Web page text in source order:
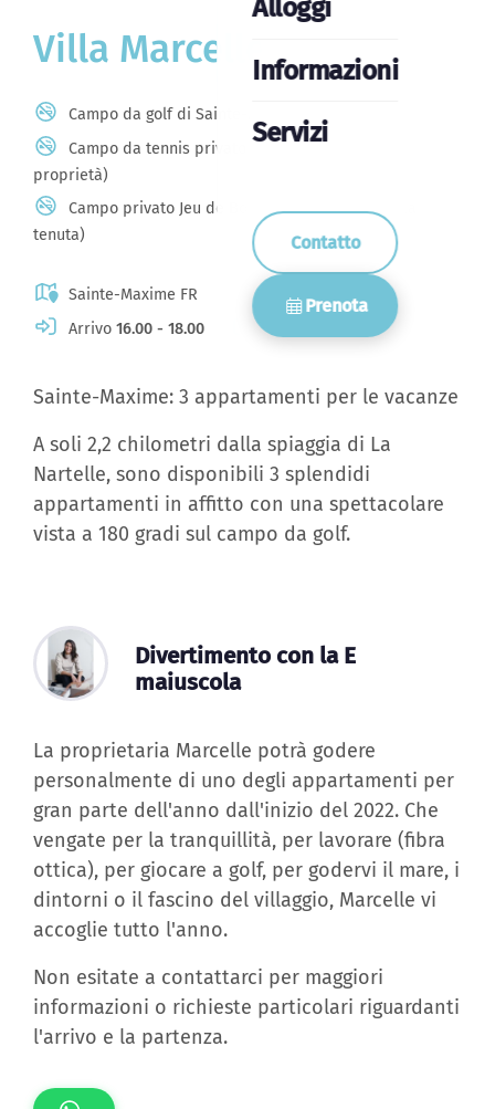
Villa Marcelle *****
Sainte-Maxime: 3 appartamenti per le vacanze
A soli 2,2 chilometri dalla spiaggia di La
Nartelle, sono disponibili 3 splendidi
appartamenti in affitto con una spettacolare
vista a 180 gradi sul campo da golf.
Campo da golf di Sainte-Maxime
Campo da tennis privato (di proprietà della
proprietà)
Campo privato Jeu de Boules (di proprietà della
tenuta)
Sainte-Maxime FR
Arrivo 16.00 - 18.00 Partenza
Divertimento con la E
maiuscola
La proprietaria Marcelle potrà godere
personalmente di uno degli appartamenti per
gran parte dell'anno dall'inizio del 2022. Che
vengate per la tranquillità, per lavorare (fibra
ottica), per giocare a golf, per godervi il mare, i
dintorni o il fascino del villaggio, Marcelle vi
accoglie tutto l'anno.
Non esitate a contattarci per maggiori
informazioni o richieste particolari riguardanti
l'arrivo e la partenza.
Alloggi
Informazioni
Servizi
Contatto
Prenota